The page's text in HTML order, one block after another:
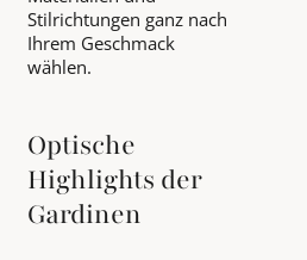
Stilrichtungen ganz nach
Ihrem Geschmack
wählen.
Optische
Highlights der
Gardinen